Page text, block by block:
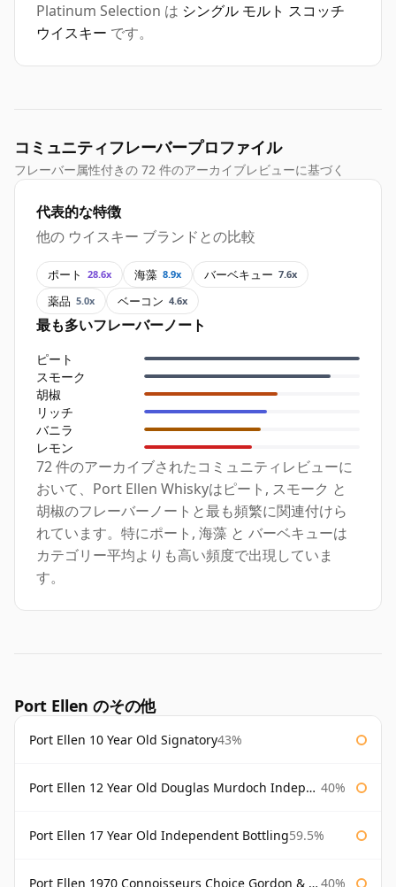
Platinum Selection は シングル モルト スコッチ
ウイスキー です。
コミュニティフレーバープロファイル
フレーバー属性付きの 72 件のアーカイブレビューに基づく
代表的な特徴
他の ウイスキー ブランドとの比較
ポート 28.6x 海藻 8.9x バーベキュー 7.6x
薬品 5.0x ベーコン 4.6x
最も多いフレーバーノート
ピート
スモーク
胡椒
リッチ
バニラ
レモン
72 件のアーカイブされたコミュニティレビューに
おいて、Port Ellen Whiskyはピート, スモーク と
胡椒のフレーバーノートと最も頻繁に関連付けら
れています。特にポート, 海藻 と バーベキューは
カテゴリー平均よりも高い頻度で出現していま
す。
Port Ellen のその他
Port Ellen 10 Year Old Signatory43%
Port Ellen 12 Year Old Douglas Murdoch Independent Bottling 40%
Port Ellen 17 Year Old Independent Bottling59.5%
Port Ellen 1970 Connoisseurs Choice Gordon & Macphail 40%